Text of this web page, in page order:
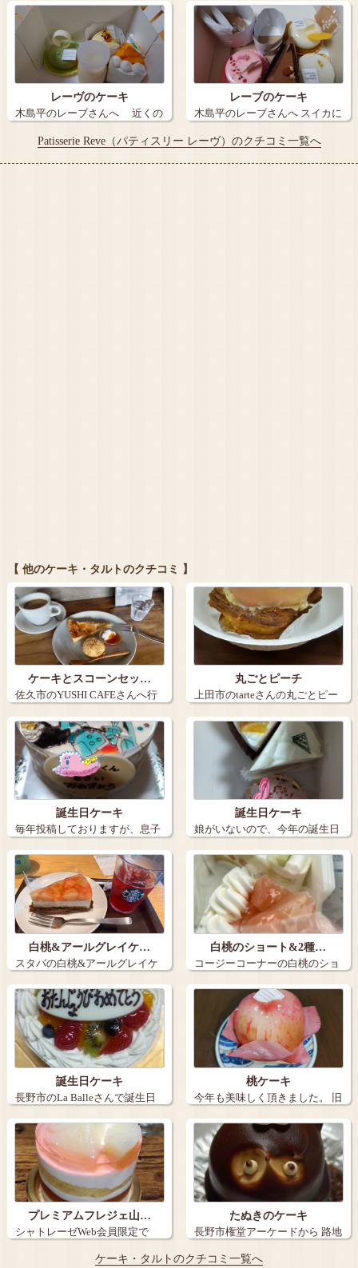
レーヴのケーキ
木島平のレーブさんへ 近くの
レーブのケーキ
木島平のレーブさんへ スイカに
メロンに…
Patisserie Reve（パティスリー レーヴ）のクチコミ一覧へ
【 他のケーキ・タルトのクチコミ 】
ケーキとスコーンセッ…
佐久市のYUSHI CAFEさんへ行
きま…
丸ごとピーチ
上田市のtarteさんの丸ごとピー
チ。９…
誕生日ケーキ
毎年投稿しておりますが、息子
の誕生日ケー…
誕生日ケーキ
娘がいないので、今年の誕生日
ケーキは３個…
白桃&アールグレイケ…
スタバの白桃&アールグレイケ
ーキとアイス…
白桃のショート&2種…
コージーコーナーの白桃のショ
ートと2種の…
誕生日ケーキ
長野市のLa Balleさんで誕生日
ケー…
桃ケーキ
今年も美味しく頂きました。 旧
丸子の【…
プレミアムフレジェ山…
シャトレーゼWeb会員限定で
たぬきのケーキ
長野市権堂アーケードから 路地
ケーキ・タルトのクチコミ一覧へ